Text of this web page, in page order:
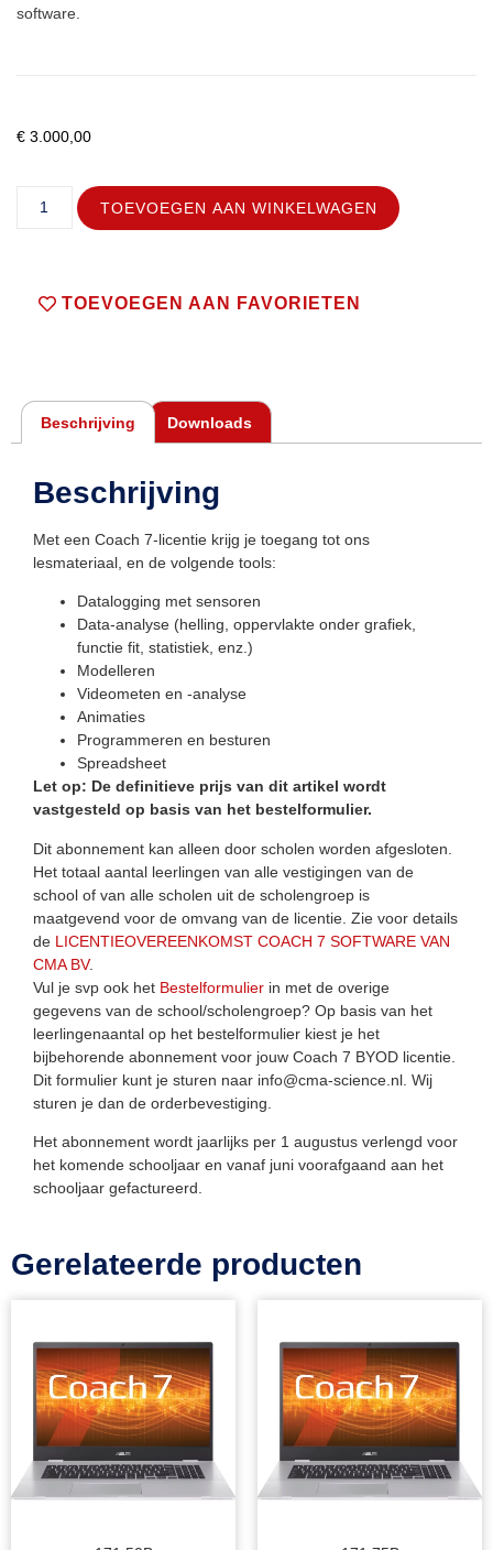
software.
€ 3.000,00
TOEVOEGEN AAN WINKELWAGEN
TOEVOEGEN AAN FAVORIETEN
Beschrijving Downloads
Beschrijving
Met een Coach 7-licentie krijg je toegang tot ons
lesmateriaal, en de volgende tools:
Datalogging met sensoren
Data-analyse (helling, oppervlakte onder grafiek,
functie fit, statistiek, enz.)
Modelleren
Videometen en -analyse
Animaties
Programmeren en besturen
Spreadsheet
Let op: De definitieve prijs van dit artikel wordt
vastgesteld op basis van het bestelformulier.
Dit abonnement kan alleen door scholen worden afgesloten.
Het totaal aantal leerlingen van alle vestigingen van de
school of van alle scholen uit de scholengroep is
maatgevend voor de omvang van de licentie. Zie voor details
de LICENTIEOVEREENKOMST COACH 7 SOFTWARE VAN
CMA BV.
Vul je svp ook het Bestelformulier in met de overige
gegevens van de school/scholengroep? Op basis van het
leerlingenaantal op het bestelformulier kiest je het
bijbehorende abonnement voor jouw Coach 7 BYOD licentie.
Dit formulier kunt je sturen naar info@cma-science.nl. Wij
sturen je dan de orderbevestiging.
Het abonnement wordt jaarlijks per 1 augustus verlengd voor
het komende schooljaar en vanaf juni voorafgaand aan het
schooljaar gefactureerd.
Gerelateerde producten